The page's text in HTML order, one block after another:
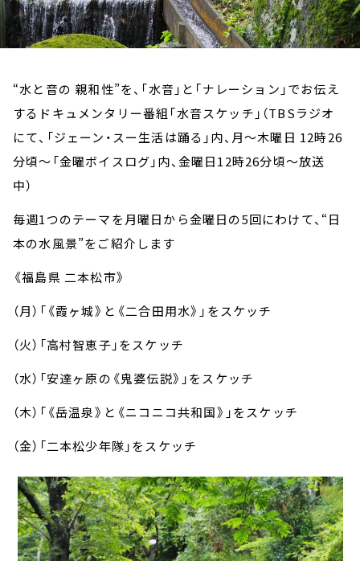
“水と音の 親和性”を、「水音」と「ナレーション」でお伝え
するドキュメンタリー番組「水音スケッチ」（TBSラジオ
にて、「ジェーン・スー生活は踊る」内、月～木曜日 12時26
分頃～「金曜ボイスログ」内、金曜日12時26分頃～放送
中）
毎週1つのテーマを月曜日から金曜日の5回にわけて、“日
本の水風景”をご紹介します
《福島県 二本松市》
（月）「《霞ヶ城》と《二合田用水》」をスケッチ
（火）「高村智恵子」をスケッチ
（水）「安達ヶ原の《鬼婆伝説》」をスケッチ
（木）「《岳温泉》と《ニコニコ共和国》」をスケッチ
（金）「二本松少年隊」をスケッチ